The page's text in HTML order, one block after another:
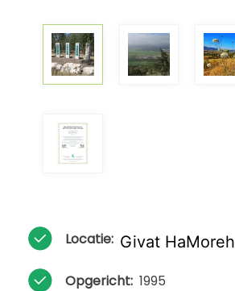
Locatie: Givat HaMoreh
Opgericht: 1995